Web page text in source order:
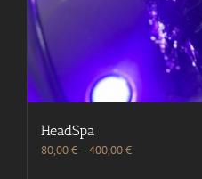
HeadSpa
80,00€– 400,00€